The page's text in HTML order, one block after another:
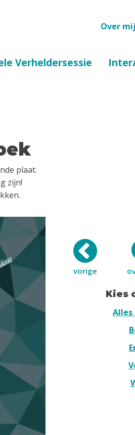
Over mij
Verheldersessie
plaat.
zijn!
vorige
Kies